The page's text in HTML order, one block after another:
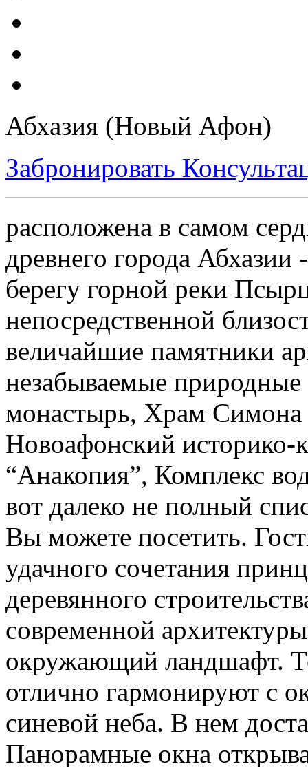
Абхазия (Новый Афон)
Забронировать
расположена в самом
древнего города
берегу горной реки
непосредственной
величайшие памятники
незабываемые
монастырь, Храм
Новоафонский историко-
“Анакопия”, Комплекс
вот далеко не полный
Вы можете посетить.
удачного сочетания
деревянного
современной
окружающий ландшафт.
отлично гармонируют с
синевой неба. В нем
Панорамные окна